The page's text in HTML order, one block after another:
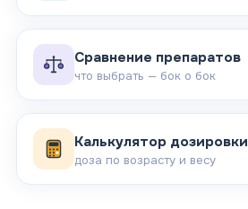
Сравнение препаратов
что выбрать — бок о бок
Калькулятор дозировки
доза по возрасту и весу